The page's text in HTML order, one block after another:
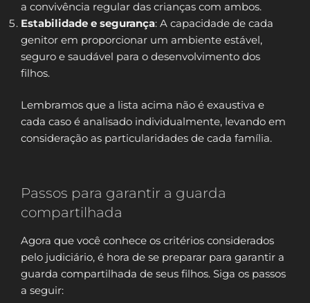
a convivência regular das crianças com ambos.
Estabilidade e segurança: A capacidade de cada
genitor em proporcionar um ambiente estável,
seguro e saudável para o desenvolvimento dos
filhos.
Lembramos que a lista acima não é exaustiva e
cada caso é analisado individualmente, levando em
consideração as particularidades de cada família.
Passos para garantir a guarda
compartilhada
Agora que você conhece os critérios considerados
pelo judiciário, é hora de se preparar para garantir a
guarda compartilhada de seus filhos. Siga os passos
a seguir: